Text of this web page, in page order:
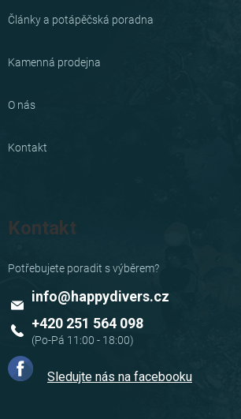
Články a potápěčská poradna
Kamenná prodejna
O nás
Kontakt
Kontakt
info@happydivers.cz
+420 251 564 098
Sledujte nás na facebooku